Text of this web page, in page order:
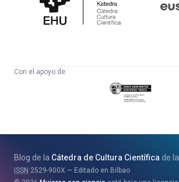
Cultura
Científica
Con el apoyo de:
Eusko
Jaurlaritza
eta
Berrikuntza
Blog de la Cátedra de Cultura Científica de la
ISSN 2529-900X
Editado en Bilbao